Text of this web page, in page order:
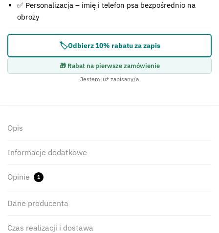
✅ Personalizacja – imię i telefon psa bezpośrednio na
obroży
🏷️Odbierz 10% rabatu za zapis
🎁 Rabat na pierwsze zamówienie
Jestem już zapisany/a
Opis
Informacje dodatkowe
Opinie 1
Dane producenta
Czas realizacji i dostawa